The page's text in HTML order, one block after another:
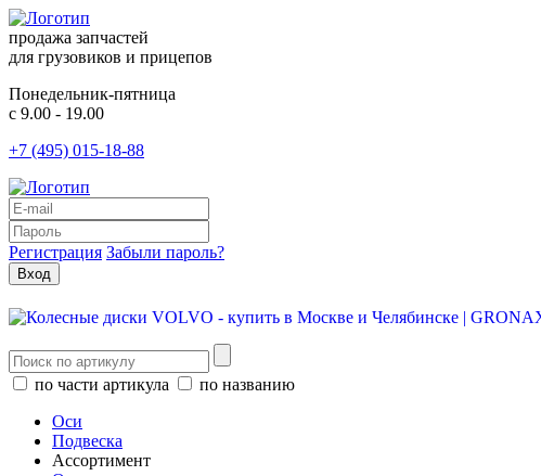
продажа запчастей
для грузовиков и прицепов
Понедельник-пятница
с 9.00 - 19.00
+7 (495) 015-18-88
Регистрация Забыли пароль?
по части артикула
по названию
Оси
Подвеска
Ассортимент